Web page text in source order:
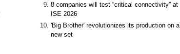
8 companies will test “critical connectivity” at
ISE 2026
'Big Brother' revolutionizes its production on a
new set